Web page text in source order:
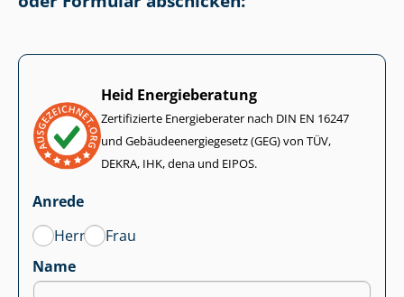
Heid Energieberatung
Zertifizierte Energieberater nach DIN EN 16247
und Ge­bäu­de­en­er­gie­ge­setz (GEG) von TÜV,
DEKRA, IHK, dena und EIPOS.
Anrede
Herr
Frau
Name